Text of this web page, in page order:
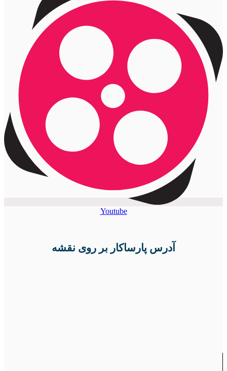
Youtube
آدرس پارساکار بر روی نقشه